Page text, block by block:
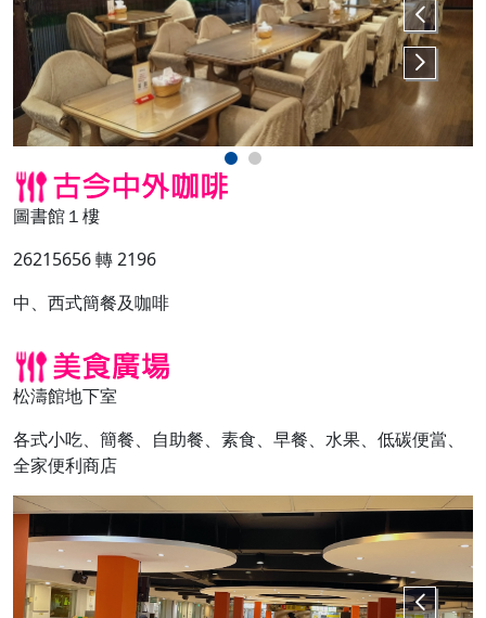
圖書館１樓
26215656 轉 2196
中、西式簡餐及咖啡
松濤館地下室
各式小吃、簡餐、自助餐、素食、早餐、水果、低碳便當、
全家便利商店